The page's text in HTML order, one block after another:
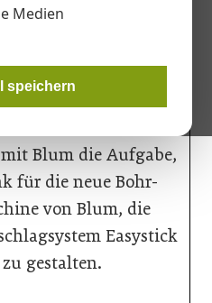
Medien
speichern
bei dem
Blum die Aufgabe,
für die neue Bohr-
von Blum, die
Easystick
gestalten.